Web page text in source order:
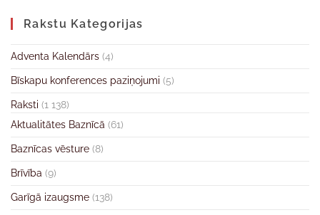
Rakstu Kategorijas
Adventa Kalendārs (4)
Bīskapu konferences paziņojumi (5)
Raksti (1 138)
Aktualitātes Baznīcā (61)
Baznīcas vēsture (8)
Brīvība (9)
Garīgā izaugsme (138)